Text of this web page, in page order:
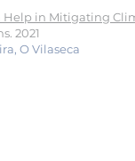
Help in Mitigating
2021
O Vilaseca